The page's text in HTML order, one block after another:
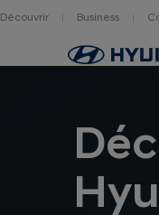
Découvrir Business